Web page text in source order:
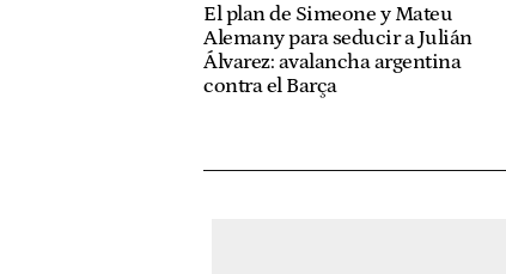
El plan de Simeone y Mateu
Alemany para seducir a Julián
Álvarez: avalancha argentina
contra el Barça